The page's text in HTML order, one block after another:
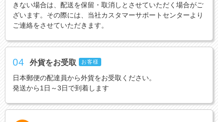
きない場合は、配送を保留・取消しとさせていただく場合がご
ざいます。その際には、当社カスタマーサポートセンターより
ご連絡をさせていただきます。
04 外貨をお受取 お客様
日本郵便の配達員から外貨をお受取ください。
発送から1日～3日で到着します